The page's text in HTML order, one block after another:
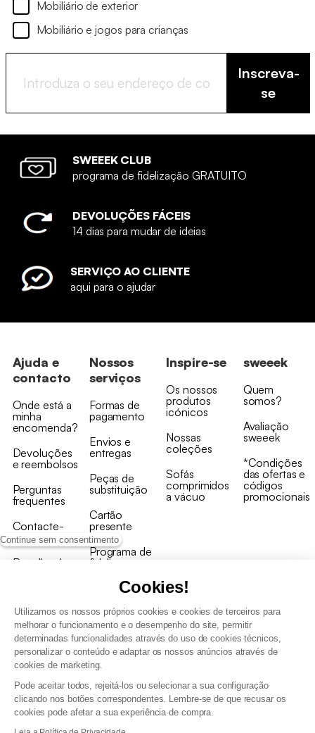
Continue sem consentimento
Cookies!
Utilizamos os nossos próprios cookies e cookies de terceiros para
melhorar o funcionamento e o desempenho do site, permitir
determinadas funcionalidades através do uso de cookies técnicos,
personalizar o conteúdo e adaptar os nossos anúncios através de
cookies de marketing.
Pode aceitar todos, rejeitá-los ou selecionar a sua configuração
clicando nos botões correspondentes. Lembre-se de que recusar os
cookies pode afetar a sua experiência de compra.
Mobiliário de exterior
Mobiliário e jogos para crianças
Inscreva-
se
SWEEEK CLUB
programa de fidelização GRATUITO
DEVOLUÇÕES FÁCEIS
14 dias para mudar de ideias
SERVIÇO AO CLIENTE
aqui para o ajudar
Ajuda e
contacto
Onde está a
minha
encomenda?
Devoluções
e reembolsos
Perguntas
frequentes
Contacte-
nos
Recolha de
Nossos
serviços
Formas de
pagamento
Envios e
entregas
Peças de
substituição
Cartão
presente
Programa de
fidelizaçao
Inspire-se
Os nossos
produtos
icónicos
Nossas
coleções
Sofás
comprimidos
a vácuo
sweeek
Quem
somos?
Avaliação
sweeek
*Condições
das ofertas e
códigos
promocionais
Termos e Condições Gerais de Venda e Aviso Legal
Gestão de dados pessoais e política de cookies
Termos e condições gerais de venda pro
Declaração de Acessibilidade